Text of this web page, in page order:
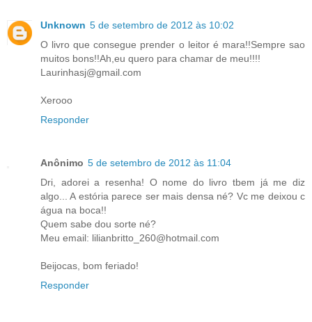
Unknown 5 de setembro de 2012 às 10:02
O livro que consegue prender o leitor é mara!!Sempre sao
muitos bons!!Ah,eu quero para chamar de meu!!!!
Laurinhasj@gmail.com
Xerooo
Responder
Anônimo 5 de setembro de 2012 às 11:04
Dri, adorei a resenha! O nome do livro tbem já me diz
algo... A estória parece ser mais densa né? Vc me deixou c
água na boca!!
Quem sabe dou sorte né?
Meu email: lilianbritto_260@hotmail.com
Beijocas, bom feriado!
Responder